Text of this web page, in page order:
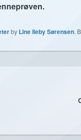
by Line Ileby Sørensen.